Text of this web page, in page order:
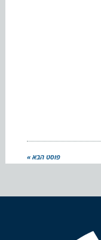
פוסט הבא »